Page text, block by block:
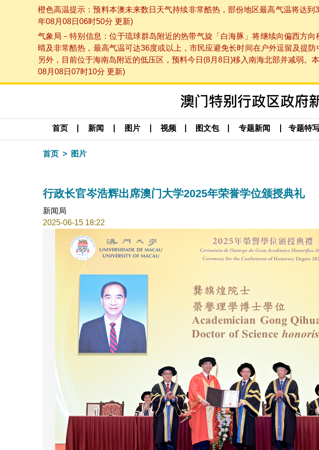
橙色高温提示：预料本澳未来数日天气持续非常酷热，部份地区最高气温将达
年08月08日06时50分 更新)
气象局－特别信息：位于琉球群岛附近的热带气旋「白海豚」将继续向偏西方
晴及非常酷热，最高气温可达36度或以上，市民应避免长时间在户外逗留及提
另外，目前位于海南岛附近的低压区，预料今日(8月8日)移入南海北部并减弱
08月08日07时10分 更新)
首页 新闻 图片 视频 图文包 专题新闻 专题特
首页 图片
行政长官岑浩辉出席澳门大学2025年荣誉学位颁授典礼
新闻局
2025-06-15 18:22